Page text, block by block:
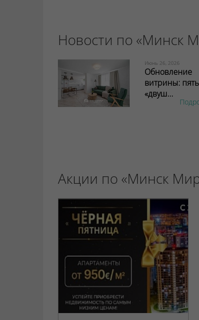
Новости по «Минск
Июнь 26, 2026
Обновление
витрины: пять
«двуш...
Акции по «Минск